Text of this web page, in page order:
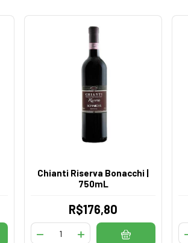
Chianti Riserva Bonacchi |
750mL
R$176,80